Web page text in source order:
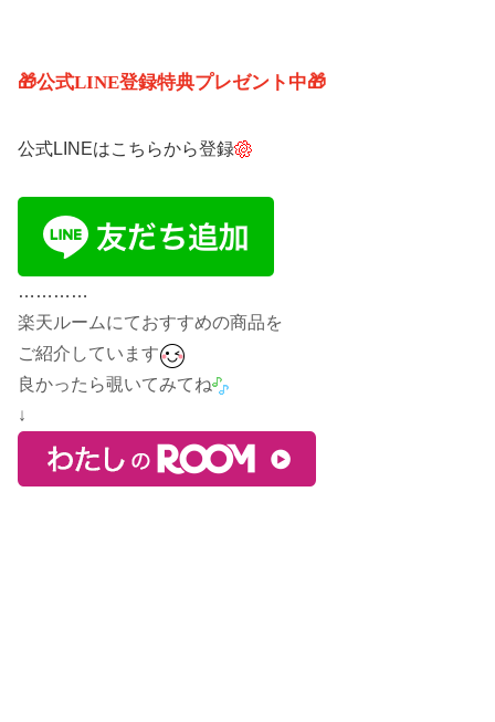
🎁公式LINE登録特典プレゼント中🎁
公式LINEはこちらから登録
…………
楽天ルームにておすすめの商品を
ご紹介しています
良かったら覗いてみてね
↓